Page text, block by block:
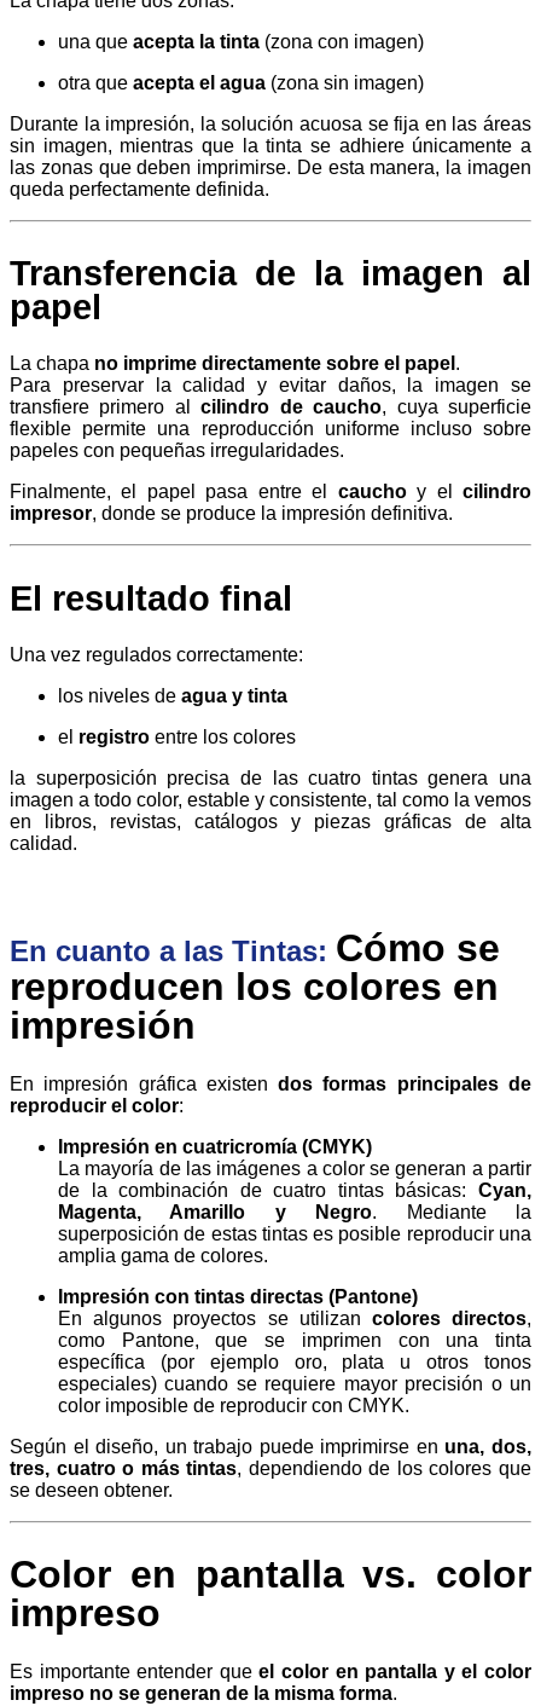
una que acepta la tinta (zona con imagen)
otra que acepta el agua (zona sin imagen)
Durante la impresión, la solución acuosa se fija en las áreas
sin imagen, mientras que la tinta se adhiere únicamente a
las zonas que deben imprimirse. De esta manera, la imagen
queda perfectamente definida.
Transferencia de la imagen al
papel
La chapa no imprime directamente sobre el papel .
Para preservar la calidad y evitar daños, la imagen se
transfiere primero alcilindro de caucho, cuya superficie
flexible permite una reproducción uniforme incluso sobre
papeles con pequeñas irregularidades.
Finalmente, el papel pasa entre el cauchoy elcilindro
impresor, donde se produce la impresión definitiva.
El resultado final
Una vez regulados correctamente:
los niveles de agua y tinta
el registro entre los colores
la superposición precisa de las cuatro tintas genera una
imagen a todo color, estable y consistente, tal como la vemos
en libros, revistas, catálogos y piezas gráficas de alta
calidad.
En cuanto a las Tintas: Cómo se
reproducen los colores en
impresión
En impresión gráfica existendos formas principales de
reproducir el color:
Impresión en cuatricromía (CMYK)
La mayoría de las imágenes a color se generan a partir
de la combinación de cuatro tintas básicas: Cyan,
Magenta, Amarillo y Negro. Mediante la
superposición de estas tintas es posible reproducir una
amplia gama de colores.
Impresión con tintas directas (Pantone)
En algunos proyectos se utilizan colores directos,
como Pantone, que se imprimen con una tinta
específica (por ejemplo oro, plata u otros tonos
especiales) cuando se requiere mayor precisión o un
color imposible de reproducir con CMYK.
Según el diseño, un trabajo puede imprimirse en una, dos,
tres, cuatro o más tintas, dependiendo de los colores que
se deseen obtener.
Color en pantalla vs. color
impreso
Es importante entender queel color en pantalla y el color
impreso no se generan de la misma forma.